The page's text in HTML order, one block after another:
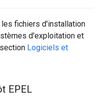
fichiers d'installation
d'exploitation et
Logiciels et
EPEL